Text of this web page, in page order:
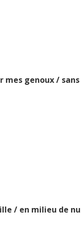
mes genoux /
/ en milieu de